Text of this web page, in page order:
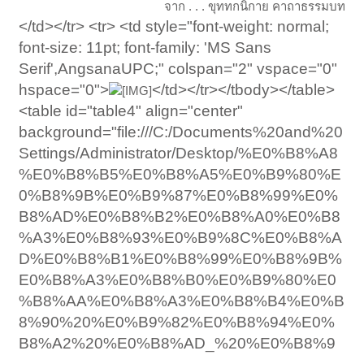
จาก . . . ขุททกนิกาย คาถาธรรมบท
</td></tr> <tr> <td style="font-weight: normal;
font-size: 11pt; font-family: 'MS Sans
Serif',AngsanaUPC;" colspan="2" vspace="0"
hspace="0">
</td></tr></tbody></table>
<table id="table4" align="center"
background="file:///C:/Documents%20and%20
Settings/Administrator/Desktop/%E0%B8%A8
%E0%B8%B5%E0%B8%A5%E0%B9%80%E
0%B8%9B%E0%B9%87%E0%B8%99%E0%
B8%AD%E0%B8%B2%E0%B8%A0%E0%B8
%A3%E0%B8%93%E0%B9%8C%E0%B8%A
D%E0%B8%B1%E0%B8%99%E0%B8%9B%
E0%B8%A3%E0%B8%B0%E0%B9%80%E0
%B8%AA%E0%B8%A3%E0%B8%B4%E0%B
8%90%20%E0%B9%82%E0%B8%94%E0%
B8%A2%20%E0%B8%AD_%20%E0%B8%9